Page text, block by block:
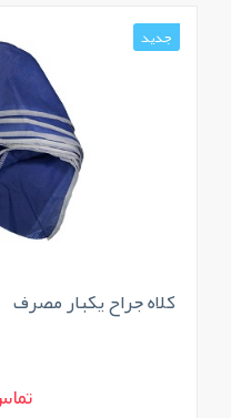
جدید
کلاه جراح یکبار مصرف